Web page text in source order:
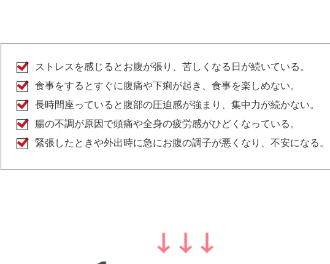
ストレスを感じるとお腹が張り、苦しくなる日が続いている。
食事をするとすぐに腹痛や下痢が起き、食事を楽しめない。
長時間座っていると腹部の圧迫感が強まり、集中力が続かない。
腸の不調が原因で頭痛や全身の疲労感がひどくなっている。
緊張したときや外出時に急にお腹の調子が悪くなり、不安になる。